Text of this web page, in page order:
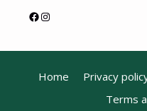
Facebook
Instagram
Home Privacy
Terms